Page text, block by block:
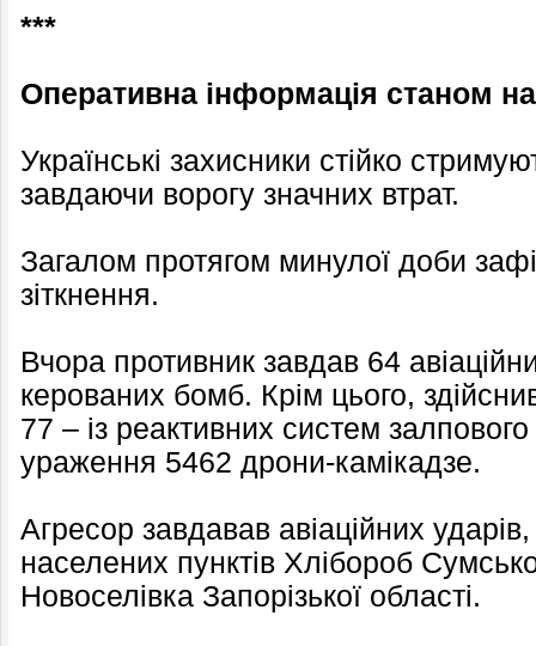
***
Оперативна інформація станом
Українські захисники стійко
завдаючи ворогу значних втрат.
Загалом протягом минулої доби
зіткнення.
Вчора противник завдав 64
керованих бомб. Крім цього,
77 – із реактивних систем
ураження 5462 дрони-камікадзе.
Агресор завдавав авіаційних
населених пунктів Хлібороб
Новоселівка Запорізької області.